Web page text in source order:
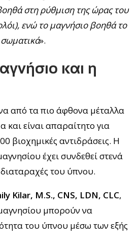
στη ρύθμιση της ώρας του
ενώ το μαγνήσιο βοηθά το
».
και η
από τα πιο άφθονα μέταλλα
είναι απαραίτητο για
βιοχημικές αντιδράσεις. Η
έχει συνδεθεί στενά
του ύπνου.
Kilar, M.S., CNS, LDN, CLC,
μπορούν να
του ύπνου μέσω των εξής